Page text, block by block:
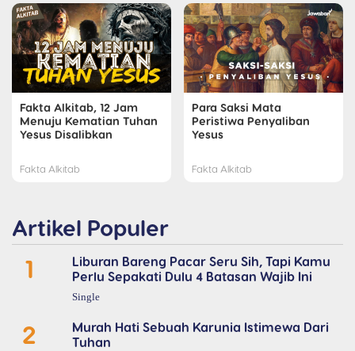
Fakta Alkitab, 12 Jam
Menuju Kematian Tuhan
Yesus Disalibkan
Fakta Alkitab
Para Saksi Mata
Peristiwa Penyaliban
Yesus
Fakta Alkitab
Artikel Populer
1
Liburan Bareng Pacar Seru Sih, Tapi Kamu
Perlu Sepakati Dulu 4 Batasan Wajib Ini
Single
2
Murah Hati Sebuah Karunia Istimewa Dari
Tuhan